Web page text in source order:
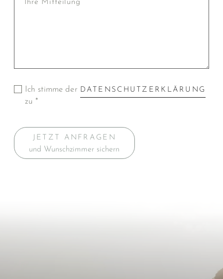
Ich stimme der DATENSCHUTZERKLÄRUNG
zu *
JETZT ANFRAGEN
und Wunschzimmer sichern